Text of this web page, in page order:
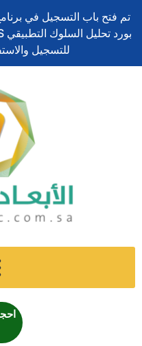
إلى
المحتوى
تم فتح باب التسجيل في
للتسجيل والاستفسار:
ح
ي
س
ي
ن
ك